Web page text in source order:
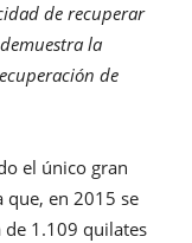
de recuperar
la
de
el único gran
que, en 2015 se
de 1.109 quilates